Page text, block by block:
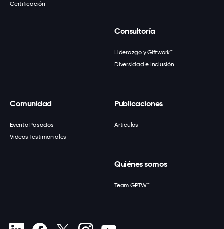
Certificación
Consultoría
Liderazgo y Giftwork™
Diversidad e Inclusión
Comunidad
Evento Pasados
Videos Testimoniales
Publicaciones
Artículos
Quiénes somos
Team GPTW™